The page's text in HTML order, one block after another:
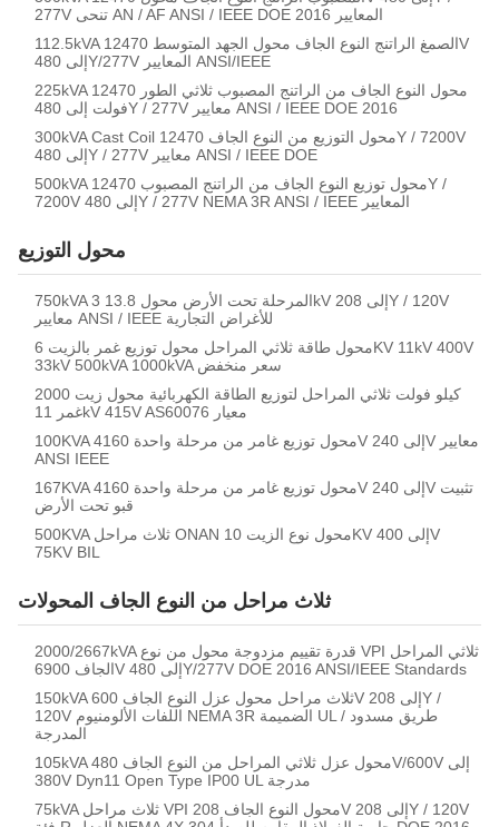
277V تنحى AN / AF ANSI / IEEE DOE 2016 المعايير
112.5kVA الصمغ الراتنج النوع الجاف محول الجهد المتوسط 12470V
إلى 480Y/277V المعايير ANSI/IEEE
225kVA محول النوع الجاف من الراتنج المصبوب ثلاثي الطور 12470
فولت إلى 480Y / 277V معايير ANSI / IEEE DOE 2016
300kVA Cast Coil محول التوزيع من النوع الجاف 12470Y / 7200V
إلى 480Y / 277V معايير ANSI / IEEE DOE
500kVA محول توزيع النوع الجاف من الراتنج المصبوب 12470Y /
7200V إلى 480Y / 277V NEMA 3R ANSI / IEEE المعايير
محول التوزيع
750kVA 3 المرحلة تحت الأرض محول 13.8kV إلى 208Y / 120V
معايير ANSI / IEEE للأغراض التجارية
محول طاقة ثلاثي المراحل محول توزيع غمر بالزيت 6KV 11kV 400V
33kV 500kVA 1000kVA سعر منخفض
2000 كيلو فولت ثلاثي المراحل لتوزيع الطاقة الكهربائية محول زيت
غمر 11kV 415V AS60076 معيار
100KVA محول توزيع غامر من مرحلة واحدة 4160V إلى 240V معايير
ANSI IEEE
167KVA محول توزيع غامر من مرحلة واحدة 4160V إلى 240V تثبيت
قبو تحت الأرض
500KVA ثلاث مراحل ONAN محول نوع الزيت 10KV إلى 400V
75KV BIL
ثلاث مراحل من النوع الجاف المحولات
2000/2667kVA قدرة تقييم مزدوجة محول من نوع VPI ثلاثي المراحل
الجاف 6900V إلى 480Y/277V DOE 2016 ANSI/IEEE Standards
150kVA ثلاث مراحل محول عزل النوع الجاف 600V إلى 208Y /
120V اللفات الألومنيوم NEMA 3R الضميمة UL / طريق مسدود
المدرجة
105kVA محول عزل ثلاثي المراحل من النوع الجاف 480V/600V إلى
380V Dyn11 Open Type IP00 UL مدرجة
75kVA ثلاث مراحل VPI محول النوع الجاف 208V إلى 208Y / 120V